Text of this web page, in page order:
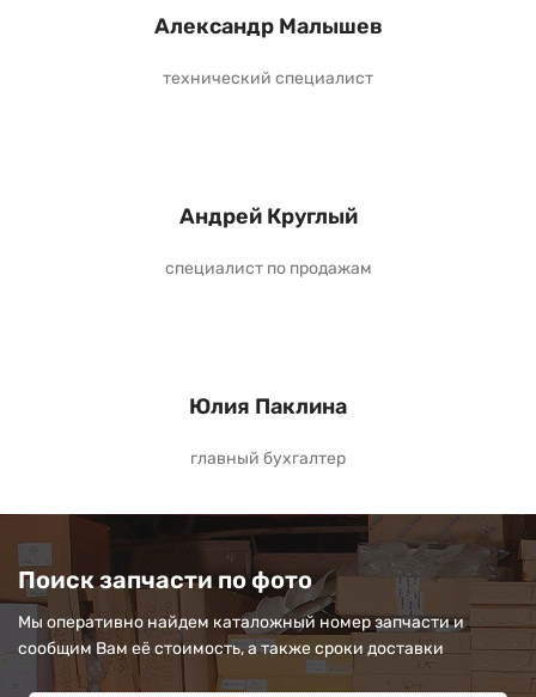
Александр Малышев
технический специалист
Андрей Круглый
специалист по продажам
Юлия Паклина
главный бухгалтер
Поиск запчасти по фото
Мы оперативно найдем каталожный номер запчасти и
сообщим Вам её стоимость, а также сроки доставки